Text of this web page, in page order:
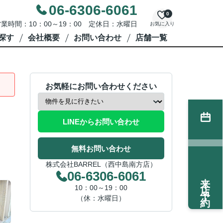
06-6306-6061
時間：10：00～19：00 定休日：水曜日 お気に入り
0
す 会社概要 お問い合わせ 店舗一覧
お気軽にお問い合わせください
LINEからお問い合わせ
無料お問い合わせ
株式会社BARREL（西中島南方店）
06-6306-6061
10：00～19：00
（休：水曜日）
来店予約